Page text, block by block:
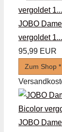
JOBO
vergoldet
95,99 EUR
Zum Shop *
JOBO